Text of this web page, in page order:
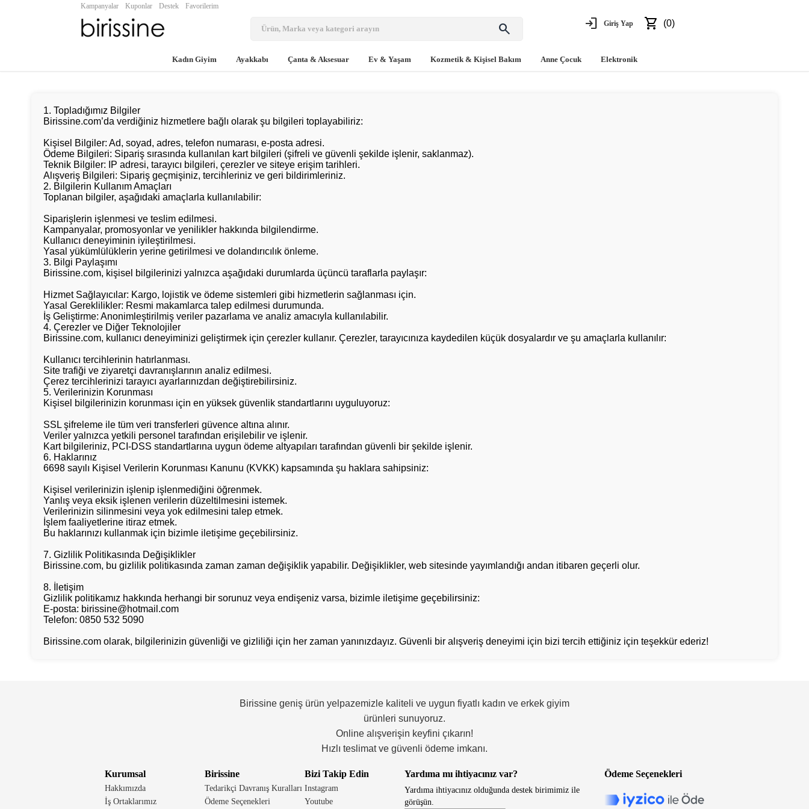
Kampanyalar Kuponlar Destek Favorilerim
search login Giriş Yap shopping_cart (0)
Kadın Giyim Ayakkabı Çanta & Aksesuar Ev & Yaşam Kozmetik & Kişisel Bakım Anne Çocuk Elektronik
1. Topladığımız Bilgiler
Birissine.com’da verdiğiniz hizmetlere bağlı olarak şu bilgileri toplayabiliriz:
Kişisel Bilgiler: Ad, soyad, adres, telefon numarası, e-posta adresi.
Ödeme Bilgileri: Sipariş sırasında kullanılan kart bilgileri (şifreli ve güvenli şekilde işlenir, saklanmaz).
Teknik Bilgiler: IP adresi, tarayıcı bilgileri, çerezler ve siteye erişim tarihleri.
Alışveriş Bilgileri: Sipariş geçmişiniz, tercihleriniz ve geri bildirimleriniz.
2. Bilgilerin Kullanım Amaçları
Toplanan bilgiler, aşağıdaki amaçlarla kullanılabilir:
Siparişlerin işlenmesi ve teslim edilmesi.
Kampanyalar, promosyonlar ve yenilikler hakkında bilgilendirme.
Kullanıcı deneyiminin iyileştirilmesi.
Yasal yükümlülüklerin yerine getirilmesi ve dolandırıcılık önleme.
3. Bilgi Paylaşımı
Birissine.com, kişisel bilgilerinizi yalnızca aşağıdaki durumlarda üçüncü taraflarla paylaşır:
Hizmet Sağlayıcılar: Kargo, lojistik ve ödeme sistemleri gibi hizmetlerin sağlanması için.
Yasal Gereklilikler: Resmi makamlarca talep edilmesi durumunda.
İş Geliştirme: Anonimleştirilmiş veriler pazarlama ve analiz amacıyla kullanılabilir.
4. Çerezler ve Diğer Teknolojiler
Birissine.com, kullanıcı deneyiminizi geliştirmek için çerezler kullanır. Çerezler, tarayıcınıza kaydedilen küçük dosyalardır ve şu amaçlarla kullanılır:
Kullanıcı tercihlerinin hatırlanması.
Site trafiği ve ziyaretçi davranışlarının analiz edilmesi.
Çerez tercihlerinizi tarayıcı ayarlarınızdan değiştirebilirsiniz.
5. Verilerinizin Korunması
Kişisel bilgilerinizin korunması için en yüksek güvenlik standartlarını uyguluyoruz:
SSL şifreleme ile tüm veri transferleri güvence altına alınır.
Veriler yalnızca yetkili personel tarafından erişilebilir ve işlenir.
Kart bilgileriniz, PCI-DSS standartlarına uygun ödeme altyapıları tarafından güvenli bir şekilde işlenir.
6. Haklarınız
6698 sayılı Kişisel Verilerin Korunması Kanunu (KVKK) kapsamında şu haklara sahipsiniz:
Kişisel verilerinizin işlenip işlenmediğini öğrenmek.
Yanlış veya eksik işlenen verilerin düzeltilmesini istemek.
Verilerinizin silinmesini veya yok edilmesini talep etmek.
İşlem faaliyetlerine itiraz etmek.
Bu haklarınızı kullanmak için bizimle iletişime geçebilirsiniz.
7. Gizlilik Politikasında Değişiklikler
Birissine.com, bu gizlilik politikasında zaman zaman değişiklik yapabilir. Değişiklikler, web sitesinde yayımlandığı andan itibaren geçerli olur.
8. İletişim
Gizlilik politikamız hakkında herhangi bir sorunuz veya endişeniz varsa, bizimle iletişime geçebilirsiniz:
E-posta: birissine@hotmail.com
Telefon: 0850 532 5090
Birissine.com olarak, bilgilerinizin güvenliği ve gizliliği için her zaman yanınızdayız. Güvenli bir alışveriş deneyimi için bizi tercih ettiğiniz için teşekkür ederiz!
Birissine geniş ürün yelpazemizle kaliteli ve uygun fiyatlı kadın ve erkek giyim
ürünleri sunuyoruz.
Online alışverişin keyfini çıkarın!
Hızlı teslimat ve güvenli ödeme imkanı.
Kurumsal
Hakkımızda
İş Ortaklarımız
Birissine
Tedarikçi Davranış Kuralları
Ödeme Seçenekleri
Bizi Takip Edin
Instagram
Youtube
Yardıma mı ihtiyacınız var?
Yardıma ihtiyacınız olduğunda destek birimimiz ile
görüşün.
Ödeme Seçenekleri